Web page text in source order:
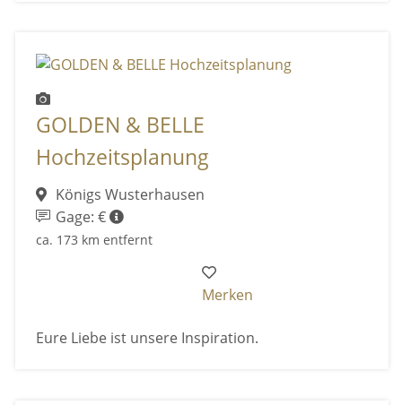
GOLDEN & BELLE
Hochzeitsplanung
Königs Wusterhausen
Gage: €
ca. 173 km entfernt
Merken
Eure Liebe ist unsere Inspiration.